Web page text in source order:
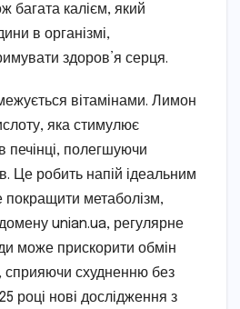
багата калієм, який
в організмі,
здоров’я серця.
вітамінами. Лимон
яка стимулює
печінці, полегшуючи
Це робить напій ідеальним
покращити метаболізм,
unian.ua, регулярне
може прискорити обмін
сприяючи схудненню без
році нові дослідження з